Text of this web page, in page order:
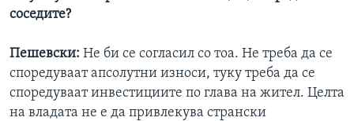
соседите?
Пешевски: Не би се согласил со тоа. Не треба да се
споредуваат апсолутни износи, туку треба да се
споредуваат инвестициите по глава на жител. Целта
на владата не е да привлекува странски